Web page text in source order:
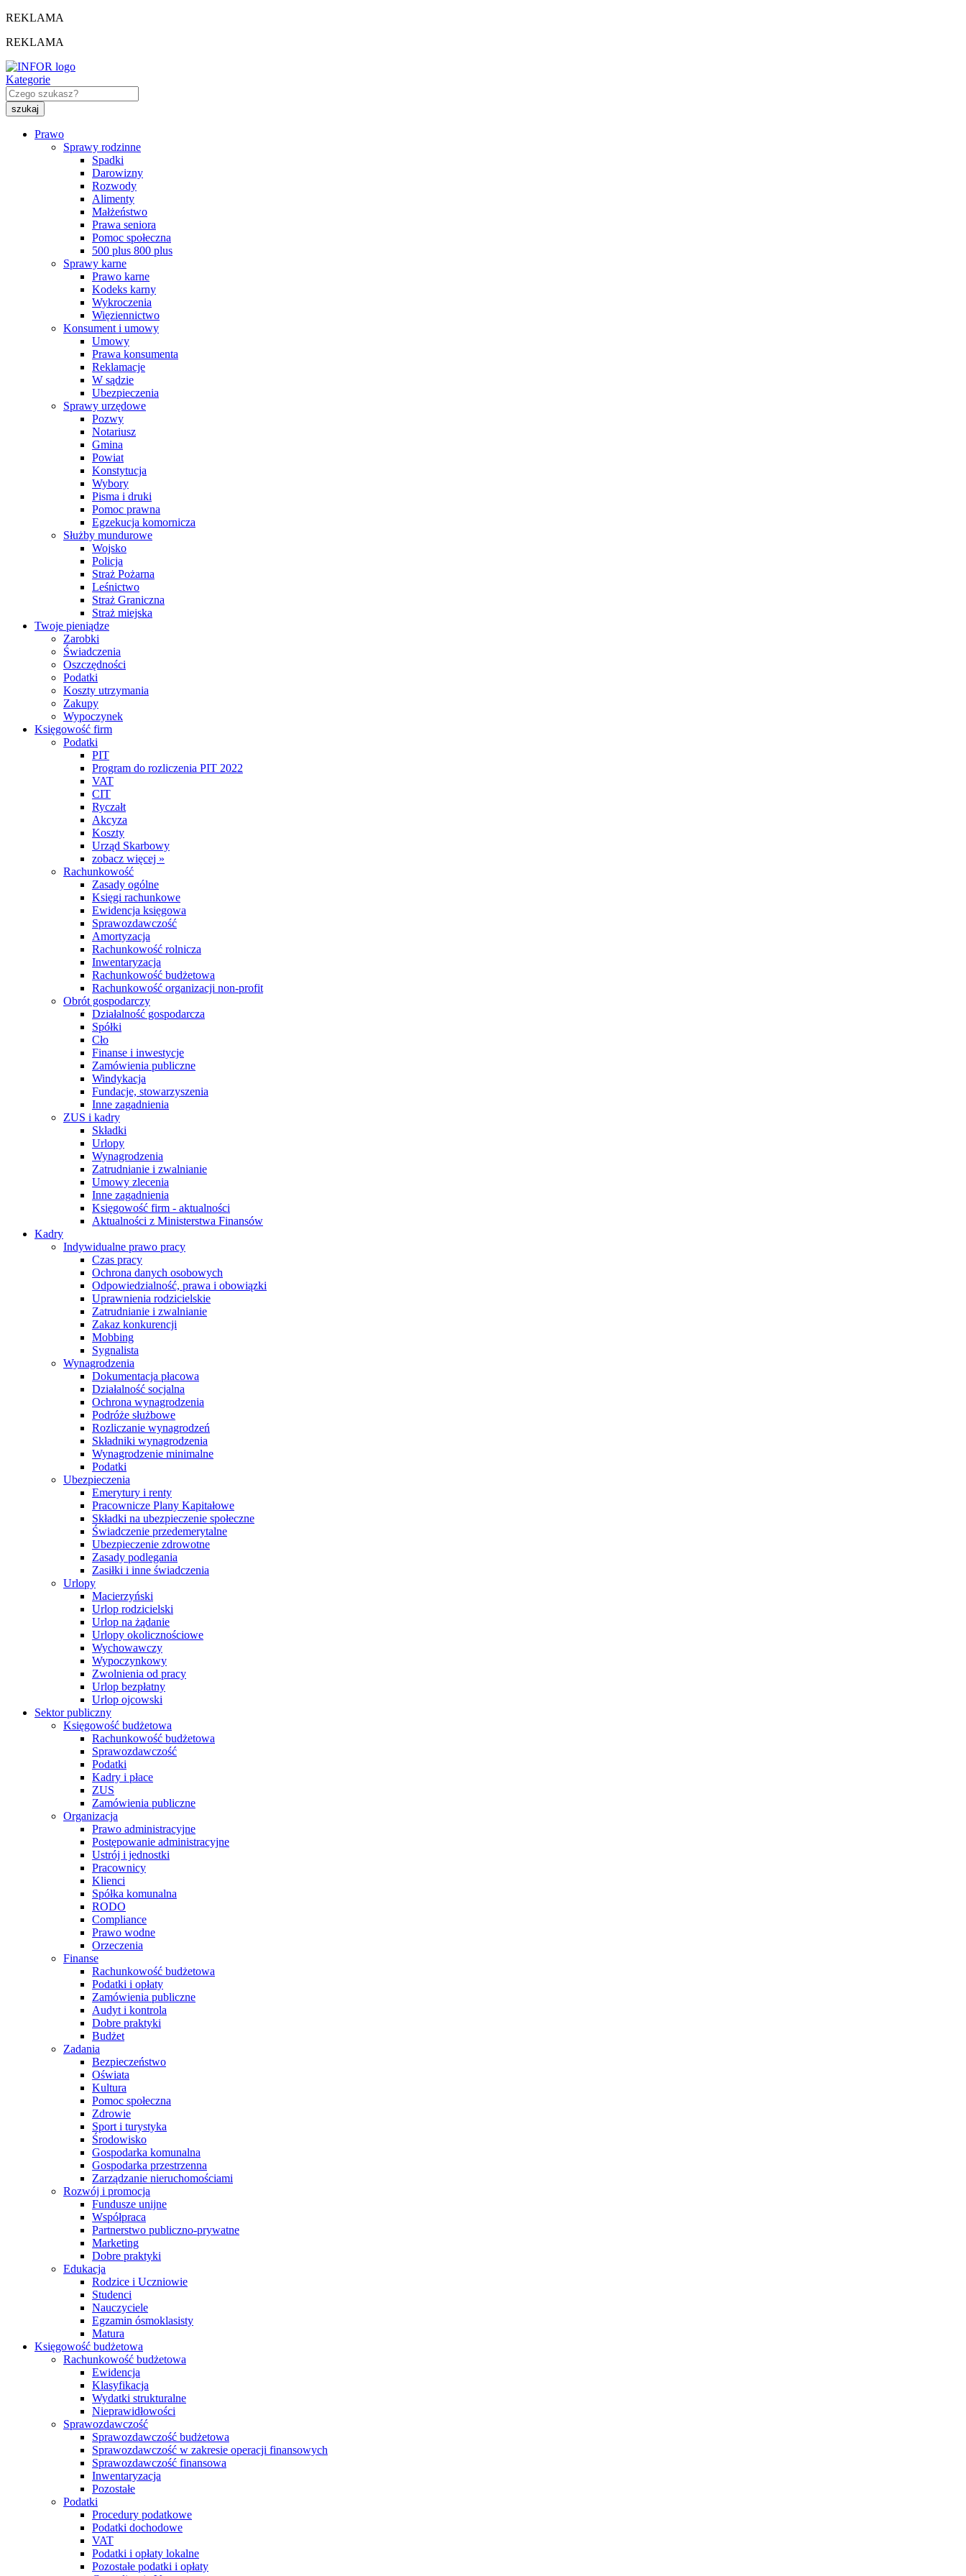
REKLAMA
REKLAMA
Kategorie
Prawo
Sprawy rodzinne
Spadki
Darowizny
Rozwody
Alimenty
Małżeństwo
Prawa seniora
Pomoc społeczna
500 plus 800 plus
Sprawy karne
Prawo karne
Kodeks karny
Wykroczenia
Więziennictwo
Konsument i umowy
Umowy
Prawa konsumenta
Reklamacje
W sądzie
Ubezpieczenia
Sprawy urzędowe
Pozwy
Notariusz
Gmina
Powiat
Konstytucja
Wybory
Pisma i druki
Pomoc prawna
Egzekucja komornicza
Służby mundurowe
Wojsko
Policja
Straż Pożarna
Leśnictwo
Straż Graniczna
Straż miejska
Twoje pieniądze
Zarobki
Świadczenia
Oszczędności
Podatki
Koszty utrzymania
Zakupy
Wypoczynek
Księgowość firm
Podatki
PIT
Program do rozliczenia PIT 2022
VAT
CIT
Ryczałt
Akcyza
Koszty
Urząd Skarbowy
zobacz więcej »
Rachunkowość
Zasady ogólne
Księgi rachunkowe
Ewidencja księgowa
Sprawozdawczość
Amortyzacja
Rachunkowość rolnicza
Inwentaryzacja
Rachunkowość budżetowa
Rachunkowość organizacji non-profit
Obrót gospodarczy
Działalność gospodarcza
Spółki
Cło
Finanse i inwestycje
Zamówienia publiczne
Windykacja
Fundacje, stowarzyszenia
Inne zagadnienia
ZUS i kadry
Składki
Urlopy
Wynagrodzenia
Zatrudnianie i zwalnianie
Umowy zlecenia
Inne zagadnienia
Księgowość firm - aktualności
Aktualności z Ministerstwa Finansów
Kadry
Indywidualne prawo pracy
Czas pracy
Ochrona danych osobowych
Odpowiedzialność, prawa i obowiązki
Uprawnienia rodzicielskie
Zatrudnianie i zwalnianie
Zakaz konkurencji
Mobbing
Sygnalista
Wynagrodzenia
Dokumentacja płacowa
Działalność socjalna
Ochrona wynagrodzenia
Podróże służbowe
Rozliczanie wynagrodzeń
Składniki wynagrodzenia
Wynagrodzenie minimalne
Podatki
Ubezpieczenia
Emerytury i renty
Pracownicze Plany Kapitałowe
Składki na ubezpieczenie społeczne
Świadczenie przedemerytalne
Ubezpieczenie zdrowotne
Zasady podlegania
Zasiłki i inne świadczenia
Urlopy
Macierzyński
Urlop rodzicielski
Urlop na żądanie
Urlopy okolicznościowe
Wychowawczy
Wypoczynkowy
Zwolnienia od pracy
Urlop bezpłatny
Urlop ojcowski
Sektor publiczny
Księgowość budżetowa
Rachunkowość budżetowa
Sprawozdawczość
Podatki
Kadry i płace
ZUS
Zamówienia publiczne
Organizacja
Prawo administracyjne
Postępowanie administracyjne
Ustrój i jednostki
Pracownicy
Klienci
Spółka komunalna
RODO
Compliance
Prawo wodne
Orzeczenia
Finanse
Rachunkowość budżetowa
Podatki i opłaty
Zamówienia publiczne
Audyt i kontrola
Dobre praktyki
Budżet
Zadania
Bezpieczeństwo
Oświata
Kultura
Pomoc społeczna
Zdrowie
Sport i turystyka
Środowisko
Gospodarka komunalna
Gospodarka przestrzenna
Zarządzanie nieruchomościami
Rozwój i promocja
Fundusze unijne
Współpraca
Partnerstwo publiczno-prywatne
Marketing
Dobre praktyki
Edukacja
Rodzice i Uczniowie
Studenci
Nauczyciele
Egzamin ósmoklasisty
Matura
Księgowość budżetowa
Rachunkowość budżetowa
Ewidencja
Klasyfikacja
Wydatki strukturalne
Nieprawidłowości
Sprawozdawczość
Sprawozdawczość budżetowa
Sprawozdawczość w zakresie operacji finansowych
Sprawozdawczość finansowa
Inwentaryzacja
Pozostałe
Podatki
Procedury podatkowe
Podatki dochodowe
VAT
Podatki i opłaty lokalne
Pozostałe podatki i opłaty